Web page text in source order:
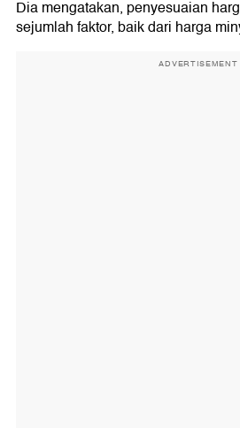
Dia mengatakan, penyesuaian
sejumlah faktor, baik dari harga
ADVERTISEMENT